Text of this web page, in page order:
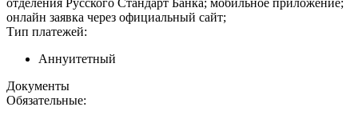
онлайн заявка через официальный сайт;
Тип платежей:
Аннуитетный
Документы
Обязательные: